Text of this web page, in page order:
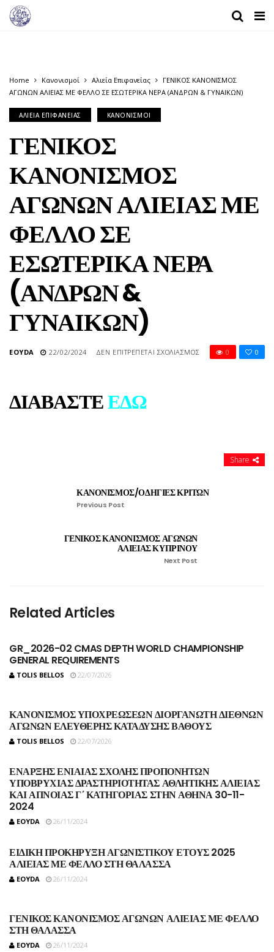
Home Κανονισμοί Αλιεία Επιφανείας
ΓΕΝΙΚΟΣ ΚΑΝΟΝΙΣΜΟΣ
ΑΓΩΝΩΝ ΑΛΙΕΙΑΣ ΜΕ ΦΕΛΛΟ ΣΕ ΕΣΩΤΕΡΙΚΑ ΝΕΡΑ (ΑΝΔΡΩΝ & ΓΥΝΑΙΚΩΝ)
ΑΛΙΕΊΑ ΕΠΙΦΑΝΕΊΑΣ ΚΑΝΟΝΙΣΜΟΊ
ΓΕΝΙΚΟΣ
ΚΑΝΟΝΙΣΜΟΣ
ΑΓΩΝΩΝ ΑΛΙΕΙΑΣ ΜΕ
ΦΕΛΛΟ ΣΕ
ΕΣΩΤΕΡΙΚΑ ΝΕΡΑ
(ΑΝΔΡΩΝ &
ΓΥΝΑΙΚΩΝ)
EOYDA 22/02/2024 ΔΕΝ ΕΠΙΤΡΈΠΕΤΑΙ ΣΧΟΛΙΑΣΜΌΣ
ΣΤΟ
ΓΕΝΙΚΟΣ
ΓΥΝΑΙΚΩΝ)
0
0
ΔΙΑΒΑΣΤΕΕΔΩ
Share
ΚΑΝΟΝΙΣΜΟΣ/ΟΔΗΓΙΕΣ ΚΡΙΤΩΝ
Previous Post
ΓΕΝΙΚΟΣ ΚΑΝΟΝΙΣΜΟΣ ΑΓΩΝΩΝ
ΑΛΙΕΙΑΣ ΚΥΠΡΙΝΟΥ
Next Post
Related Articles
GR_2026-02 CMAS DEPTH WORLD CHAMPIONSHIP
GENERAL REQUIREMENTS
TOLIS BELLOS 22/07/2026
ΚΑΝΟΝΙΣΜΟΣ ΥΠΟΧΡΕΩΣΕΩΝ ΔΙΟΡΓΑΝΩΤΗ ΔΙΕΘΝΩΝ
ΑΓΩΝΩΝ ΕΛΕΥΘΕΡΗΣ ΚΑΤΑΔΥΣΗΣ ΒΑΘΟΥΣ
TOLIS BELLOS 22/07/2026
ΕΝΑΡΞΗΣ ΕΝΙΑΙΑΣ ΣΧΟΛΗΣ ΠΡΟΠΟΝΗΤΩΝ
ΥΠΟΒΡΥΧΙΑΣ ΔΡΑΣΤΗΡΙΟΤΗΤΑΣ ΑΘΛΗΤΙΚΗΣ ΑΛΙΕΙΑΣ
ΚΑΙ ΑΠΝΟΙΑΣ Γ΄ ΚΑΤΗΓΟΡΙΑΣ ΣΤΗΝ ΑΘΗΝΑ 30-11-
2024
EOYDA 26/11/2024
ΕΙΔΙΚΗ ΠΡΟΚΗΡΥΞΗ ΑΓΩΝΙΣΤΙΚΟΥ ΕΤΟΥΣ 2025
ΑΛΙΕΙΑΣ ΜΕ ΦΕΛΛΟ ΣΤΗ ΘΑΛΑΣΣΑ
EOYDA 26/11/2024
ΓΕΝΙΚΟΣ ΚΑΝΟΝΙΣΜΟΣ ΑΓΩΝΩΝ ΑΛΙΕΙΑΣ ΜΕ ΦΕΛΛΟ
ΣΤΗ ΘΑΛΑΣΣΑ
EOYDA 26/11/2024